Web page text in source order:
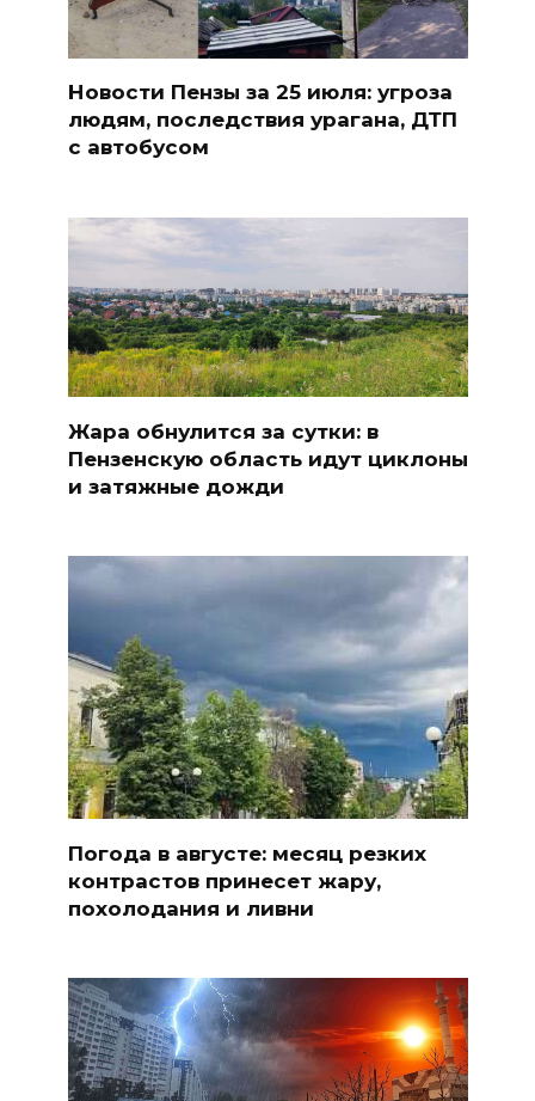
Новости Пензы за 25 июля: угроза
людям, последствия урагана, ДТП
с автобусом
Жара обнулится за сутки: в
Пензенскую область идут циклоны
и затяжные дожди
Погода в августе: месяц резких
контрастов принесет жару,
похолодания и ливни